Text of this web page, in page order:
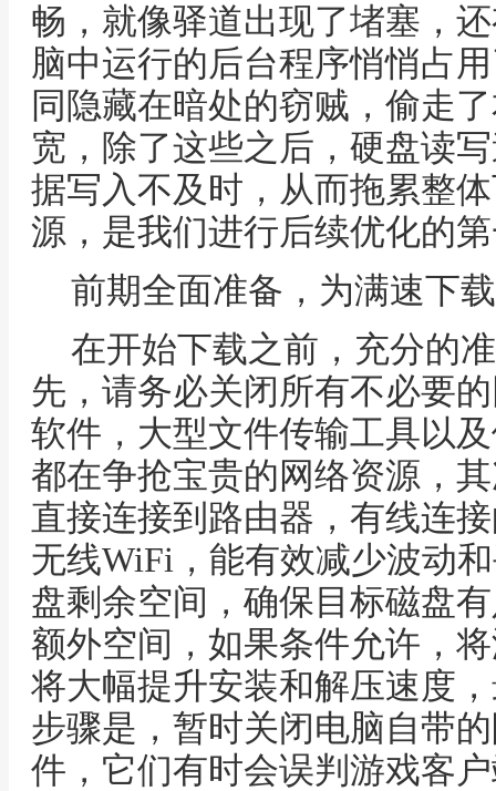
畅，就像驿道出现了堵塞，
脑中运行的后台程序悄悄占
同隐藏在暗处的窃贼，偷走
宽，除了这些之后，硬盘读
据写入不及时，从而拖累整
源，是我们进行后续优化的
前期全面准备，为满速下
在开始下载之前，充分的
先，请务必关闭所有不必要
软件，大型文件传输工具以
都在争抢宝贵的网络资源，
直接连接到路由器，有线连
无线WiFi，能有效减少波动
盘剩余空间，确保目标磁盘
额外空间，如果条件允许，
将大幅提升安装和解压速度
步骤是，暂时关闭电脑自带
件，它们有时会误判游戏客